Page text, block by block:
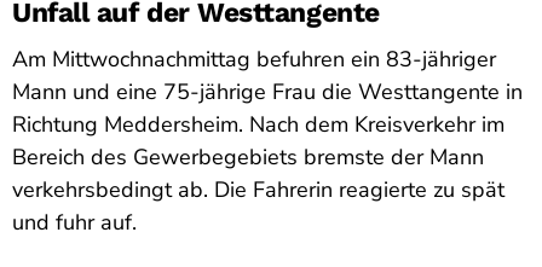
Unfall auf der Westtangente
Am Mittwochnachmittag befuhren ein 83-jähriger
Mann und eine 75-jährige Frau die Westtangente in
Richtung Meddersheim. Nach dem Kreisverkehr im
Bereich des Gewerbegebiets bremste der Mann
verkehrsbedingt ab. Die Fahrerin reagierte zu spät
und fuhr auf.